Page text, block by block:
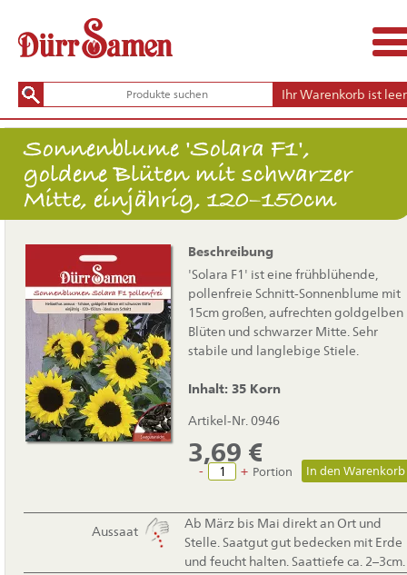
Ihr Warenkorb ist
Sonnenblume 'Solara F1',
goldene Blüten mit schwarzer
Mitte, einjährig, 120–150cm
Beschreibung
'Solara F1' ist eine frühblühende,
pollenfreie Schnitt-Sonnenblume mit
15cm großen, aufrechten goldgelben
Blüten und schwarzer Mitte. Sehr
stabile und langlebige Stiele.
Inhalt: 35 Korn
Artikel-Nr. 0946
3,69 €
- + Portion
Aussaat
Ab März bis Mai direkt an Ort und
Stelle. Saatgut gut bedecken mit Erde
und feucht halten. Saattiefe ca. 2–3cm.